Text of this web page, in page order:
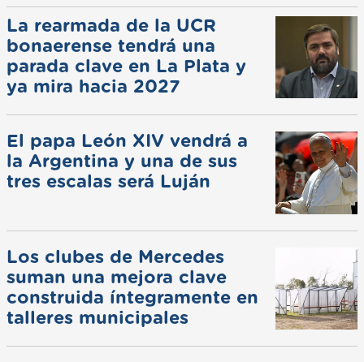
La rearmada de la UCR
bonaerense tendrá una
parada clave en La Plata y
ya mira hacia 2027
El papa León XIV vendrá a
la Argentina y una de sus
tres escalas será Luján
Los clubes de Mercedes
suman una mejora clave
construida íntegramente en
talleres municipales